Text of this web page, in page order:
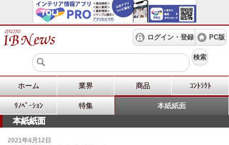
ログイン・登録 PC版
検索
ホーム 業界 商品 ｺﾝﾄﾗｸﾄ
ﾘﾉﾍﾞｰｼｮﾝ 特集 本紙紙面
本紙紙面
2021年4月12日